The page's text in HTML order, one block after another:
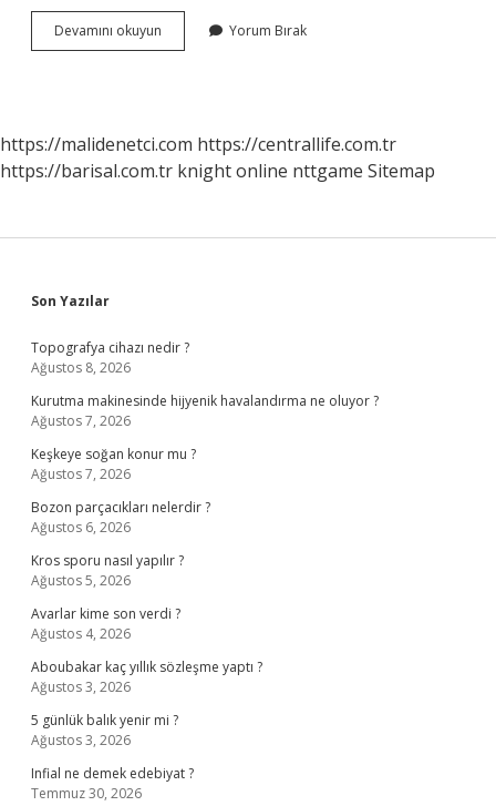
Devamını okuyun
Şiş
Gelir
Yorum Bırak
https://malidenetci.com https://centrallife.com.tr
https://barisal.com.tr knight online nttgame Sitemap
Sidebar
Son Yazılar
Topografya cihazı nedir ?
Ağustos 8, 2026
Kurutma makinesinde hijyenik havalandırma ne oluyor ?
Ağustos 7, 2026
Keşkeye soğan konur mu ?
Ağustos 7, 2026
Bozon parçacıkları nelerdir ?
Ağustos 6, 2026
Kros sporu nasıl yapılır ?
Ağustos 5, 2026
Avarlar kime son verdi ?
Ağustos 4, 2026
Aboubakar kaç yıllık sözleşme yaptı ?
Ağustos 3, 2026
5 günlük balık yenir mi ?
Ağustos 3, 2026
Infial ne demek edebiyat ?
Temmuz 30, 2026